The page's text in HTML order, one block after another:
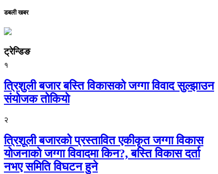
डबली खबर
ट्रेन्डिङ
१
त्रिशुली बजार बस्ति विकासको जग्गा विवाद सुल्झाउन
संयोजक तोकियो
२
त्रिशूली बजारको प्रस्तावित एकीकृत जग्गा विकास
योजनाको जग्गा विवादमा किन?, बस्ति विकास दर्ता
नभए समिति विघटन हुने